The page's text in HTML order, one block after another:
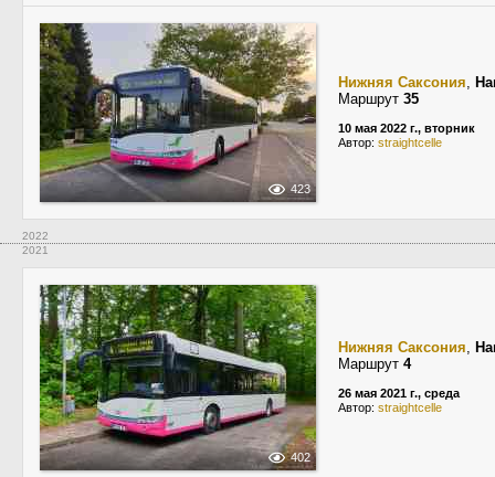
423
Нижняя Саксония,
Маршрут 35
10 мая 2022 г., вторник
Автор: straightcelle
2022
2021
402
Нижняя Саксония,
Маршрут 4
26 мая 2021 г., среда
Автор: straightcelle